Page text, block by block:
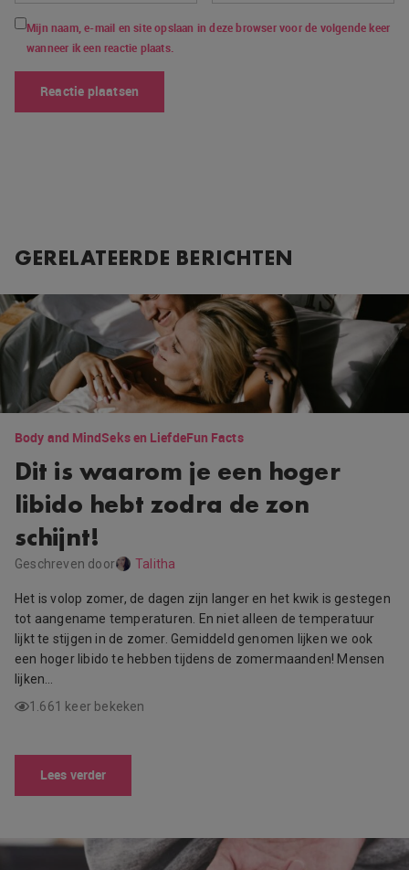
Mijn naam, e-mail en site opslaan in deze browser voor de volgende keer
wanneer ik een reactie plaats.
GERELATEERDE BERICHTEN
Body and MindSeks en LiefdeFun Facts
Dit is waarom je een hoger
libido hebt zodra de zon
schijnt!
Geschreven door Talitha
Het is volop zomer, de dagen zijn langer en het kwik is gestegen
tot aangename temperaturen. En niet alleen de temperatuur
lijkt te stijgen in de zomer. Gemiddeld genomen lijken we ook
een hoger libido te hebben tijdens de zomermaanden! Mensen
lijken…
1.661 keer bekeken
Lees verder